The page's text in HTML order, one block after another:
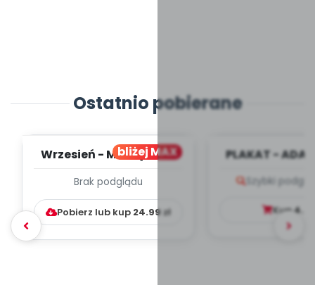
Ostatnio pobierane
bliżej MAX
Wrzesień - MIESIĘCZNY
WYCHOWAWCZO –
DYDAKTYC...
Brak podglądu
Pobierz lub kup 24.99zł
PLAKAT -
Szybki
Kup